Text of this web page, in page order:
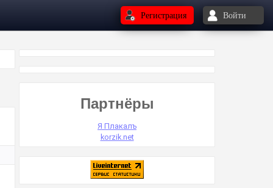
Регистрация Войти
Партнёры
Я Плакалъ
korzik.net